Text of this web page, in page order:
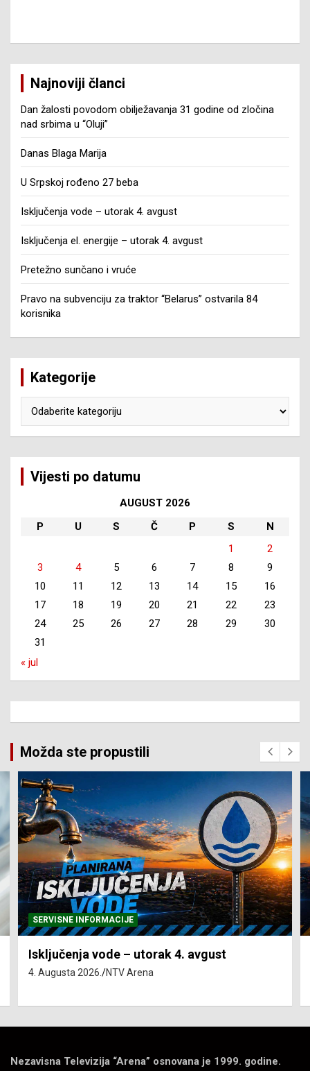
Najnoviji članci
Dan žalosti povodom obilježavanja 31 godine od zločina
nad srbima u “Oluji”
Danas Blaga Marija
U Srpskoj rođeno 27 beba
Isključenja vode – utorak 4. avgust
Isključenja el. energije – utorak 4. avgust
Pretežno sunčano i vruće
Pravo na subvenciju za traktor “Belarus” ostvarila 84
korisnika
Kategorije
Vijesti po datumu
AUGUST 2026
P
U S Č P S
N
1
2
3
4 5 6 7 8
9
10
11 12 13 14 15
16
17
18 19 20 21 22
23
24
25 26 27 28 29
30
31
« jul
Možda ste propustili
SERVISNE INFORMACIJE
Isključenja vode – utorak 4. avgust
4. Augusta 2026. NTV Arena
Nezavisna Televizija “Arena” osnovana je 1999. godine.